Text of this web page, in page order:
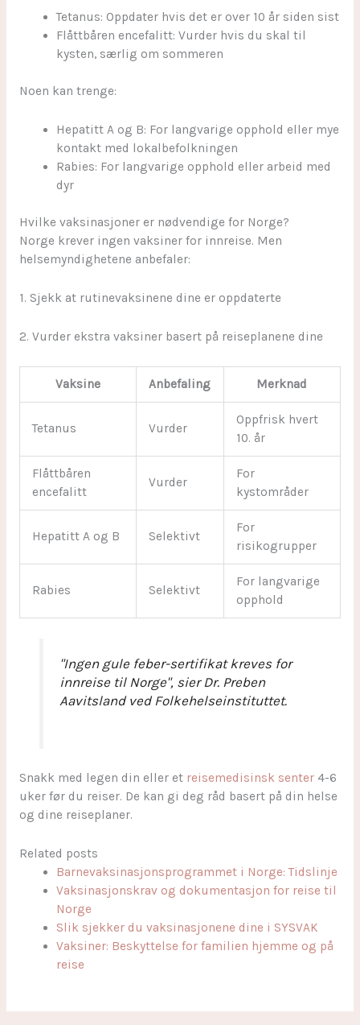
Tetanus: Oppdater hvis det er over 10 år siden sist
Flåttbåren encefalitt: Vurder hvis du skal til
kysten, særlig om sommeren
Noen kan trenge:
Hepatitt A og B: For langvarige opphold eller mye
kontakt med lokalbefolkningen
Rabies: For langvarige opphold eller arbeid med
dyr
Hvilke vaksinasjoner er nødvendige for Norge?
Norge krever ingen vaksiner for innreise. Men
helsemyndighetene anbefaler:
1. Sjekk at rutinevaksinene dine er oppdaterte
2. Vurder ekstra vaksiner basert på reiseplanene dine
Vaksine Anbefaling Merknad
Tetanus Vurder
Oppfrisk hvert
10. år
Flåttbåren
encefalitt
Vurder
For
kystområder
Hepatitt A og B Selektivt
For
risikogrupper
Rabies Selektivt
For langvarige
opphold
"Ingen gule feber-sertifikat kreves for
innreise til Norge", sier Dr. Preben
Aavitsland ved Folkehelseinstituttet.
Snakk med legen din eller et reisemedisinsk senter4-6
uker før du reiser. De kan gi deg råd basert på din helse
og dine reiseplaner.
Related posts
Barnevaksinasjonsprogrammet i Norge: Tidslinje
Vaksinasjonskrav og dokumentasjon for reise til
Norge
Slik sjekker du vaksinasjonene dine i SYSVAK
Vaksiner: Beskyttelse for familien hjemme og på
reise